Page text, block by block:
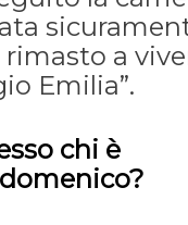
rimasto a
Emilia”.
chi è